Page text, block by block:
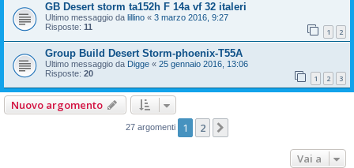
GB Desert storm ta152h F 14a vf 32 italeri
Ultimo messaggio da lillino « 3 marzo 2016, 9:27
Risposte: 11 1 2
Group Build Desert Storm-phoenix-T55A
Ultimo messaggio da Digge « 25 gennaio 2016, 13:06
Risposte: 20 1 2 3
Nuovo argomento
27 argomenti 1 2
Vai a